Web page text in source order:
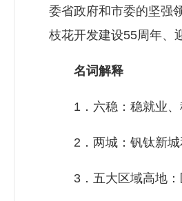
委省政府和市委的坚强
枝花开发建设55周年、
名词解释
1．六稳：稳就业、
2．两城：钒钛新城
3．五大区域高地：